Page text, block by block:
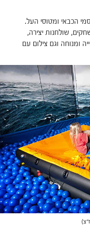
הכבאי ומטוסי העל.
שולחנות יצירה,
ומנוחה וגם צילום עם